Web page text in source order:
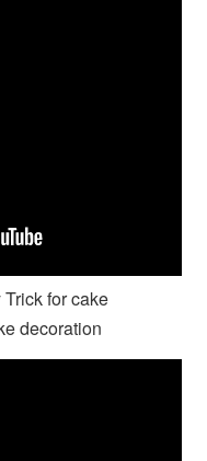
Trick for cake
decoration